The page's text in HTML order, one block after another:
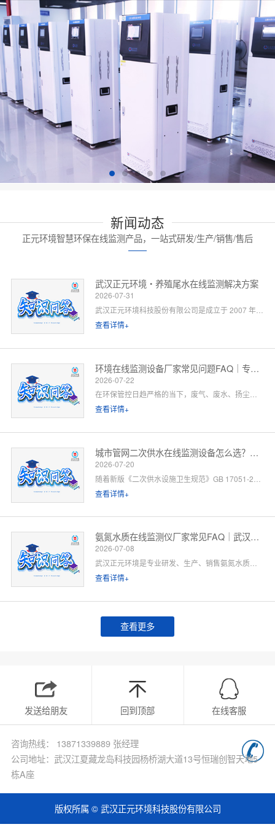
新闻动态
正元环境智慧环保在线监测产品，一站式研发/生产/销售/售后
武汉正元环境・养殖尾水在线监测解决方案
2026-07-31
查看详情+
环境在线监测设备厂家常见问题FAQ｜专业厂家答疑解惑
2026-07-22
在环保管控日趋严格的当下，废气、废水、扬尘、噪声等环境在线监测设备已成为工矿企业、园区、市政工程必备的合规配套设施。很多客户在选型、合作、安装运维过程中，常会遇到厂家资质、设备精度、数据联网、售后保障等各类问题。 作为专业环境在线监测设备源头厂家，我们深耕环境监测领域多年，拥有自主研发、生产、销售、运维全链条服务能力。下面针对行业高频咨询问题，整理系统化FAQ答疑，一站式解决您的合作与选型顾虑。 一、厂家实力与资质相关问题
查看详情+
城市管网二次供水在线监测设备怎么选？水务单位高频 FAQ
2026-07-20
查看详情+
氨氮水质在线监测仪厂家常见FAQ｜武汉正元环境专业解答
2026-07-08
查看详情+
查看更多
发送给朋友 回到顶部 在线客服
咨询热线： 13871339889 张经理
公司地址：武汉江夏藏龙岛科技园杨桥湖大道13号恒瑞创智天地5
栋A座
版权所属 © 武汉正元环境科技股份有限公司